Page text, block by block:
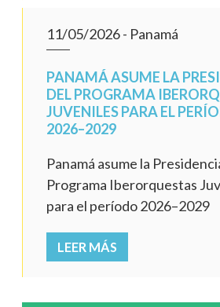
11/05/2026- Panamá
PANAMÁ ASUME LA
DEL PROGRAMA
JUVENILES PARA EL
2026–2029
Panamá asume la
Programa Iberorquestas
para el período 2026–2029
LEER MÁS